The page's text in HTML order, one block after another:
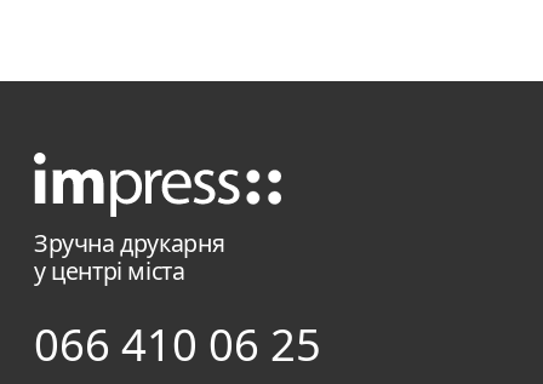
Зручна друкарня
у центрі міста
066 410 06 25